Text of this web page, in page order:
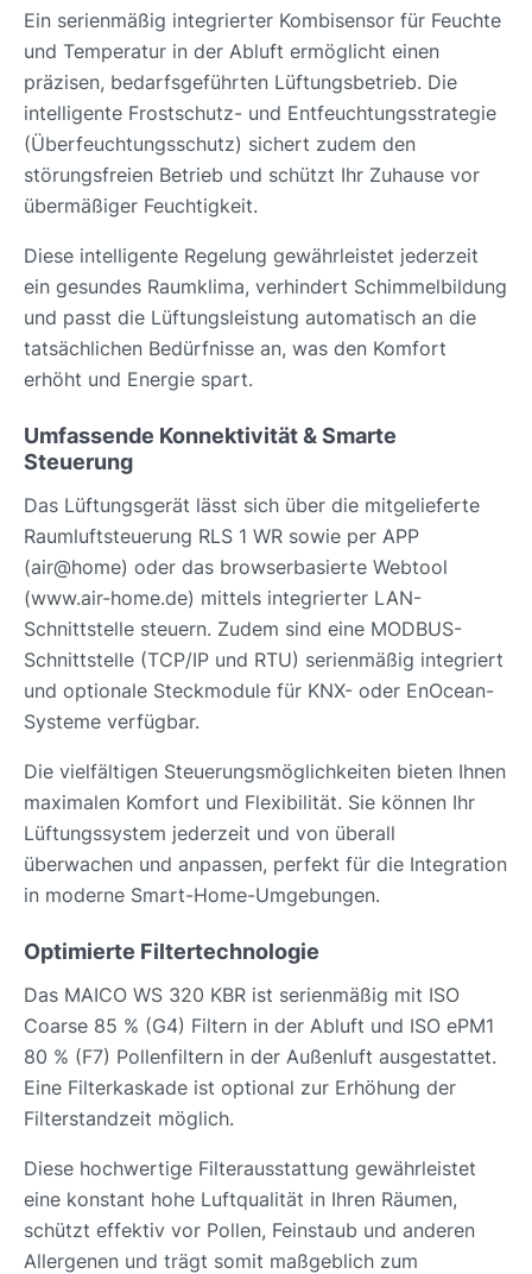
Ein serienmäßig integrierter Kombisensor für Feuchte
und Temperatur in der Abluft ermöglicht einen
präzisen, bedarfsgeführten Lüftungsbetrieb. Die
intelligente Frostschutz- und Entfeuchtungsstrategie
(Überfeuchtungsschutz) sichert zudem den
störungsfreien Betrieb und schützt Ihr Zuhause vor
übermäßiger Feuchtigkeit.
Diese intelligente Regelung gewährleistet jederzeit
ein gesundes Raumklima, verhindert Schimmelbildung
und passt die Lüftungsleistung automatisch an die
tatsächlichen Bedürfnisse an, was den Komfort
erhöht und Energie spart.
Umfassende Konnektivität & Smarte
Steuerung
Das Lüftungsgerät lässt sich über die mitgelieferte
Raumluftsteuerung RLS 1 WR sowie per APP
(air@home) oder das browserbasierte Webtool
(www.air-home.de) mittels integrierter LAN-
Schnittstelle steuern. Zudem sind eine MODBUS-
Schnittstelle (TCP/IP und RTU) serienmäßig integriert
und optionale Steckmodule für KNX- oder EnOcean-
Systeme verfügbar.
Die vielfältigen Steuerungsmöglichkeiten bieten Ihnen
maximalen Komfort und Flexibilität. Sie können Ihr
Lüftungssystem jederzeit und von überall
überwachen und anpassen, perfekt für die Integration
in moderne Smart-Home-Umgebungen.
Optimierte Filtertechnologie
Das MAICO WS 320 KBR ist serienmäßig mit ISO
Coarse 85 % (G4) Filtern in der Abluft und ISO ePM1
80 % (F7) Pollenfiltern in der Außenluft ausgestattet.
Eine Filterkaskade ist optional zur Erhöhung der
Filterstandzeit möglich.
Diese hochwertige Filterausstattung gewährleistet
eine konstant hohe Luftqualität in Ihren Räumen,
schützt effektiv vor Pollen, Feinstaub und anderen
Allergenen und trägt somit maßgeblich zum